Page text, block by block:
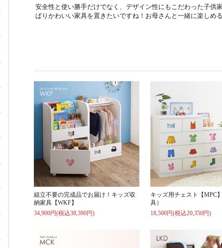
安全性と使い勝手だけでなく、デザイン性にもこだわった子供
ぱりかわいい家具を置きたいですね！お母さんと一緒に楽しめ
組立不要の完成品でお届け！キッズ収
納家具【WKF】
34,900円(税込38,390円)
キッズ用チェスト【MPC
具）
18,500円(税込20,350円)